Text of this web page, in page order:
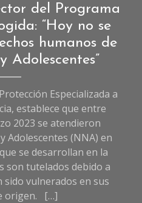
Entrevistas ,
Entrevistas
de
Sociedad
del Programa
“Hoy no se
humanos de
Adolescentes”
Especializada a
establece que entre
2023 se atendieron
Adolescentes (NNA) en
se desarrollan en la
son tutelados debido a
sido vulnerados en sus
origen. […]